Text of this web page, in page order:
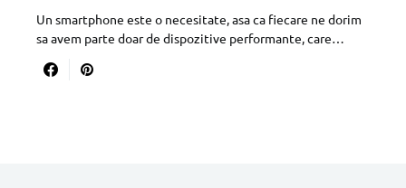
Un smartphone este o necesitate, asa ca fiecare ne dorim
sa avem parte doar de dispozitive performante, care…